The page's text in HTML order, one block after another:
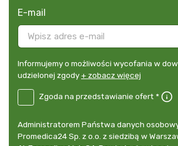
E-mail
Informujemy
o
wycofania
dowolnym
momencie
Informujemy o możliwości wycofania w
udzielonej zgody+ zobacz więcej
DE
przedstawianie
Zgoda na przedstawianie ofert *
Administrator
danych
Administratorem Państwa danych
Promedica24 Sp. z o.o. z siedzibą w